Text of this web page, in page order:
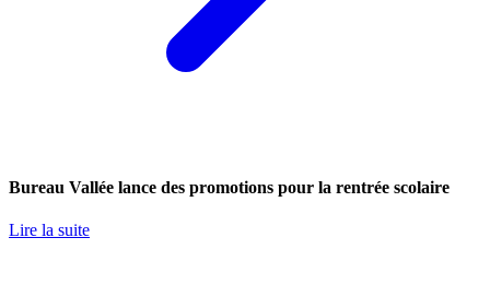
Bureau Vallée lance des promotions pour la rentrée scolaire
Lire la suite